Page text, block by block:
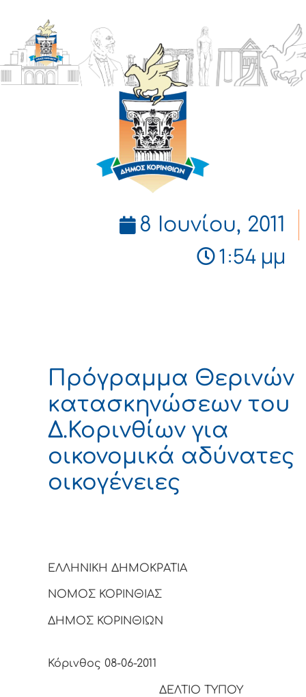
ΔΗΜΟΣ
ΚΟΡΙΝΘΙΩΝ
8 Ιουνίου, 2011
1:54 μμ
Πρόγραμμα Θερινών
κατασκηνώσεων του
Δ.Κορινθίων για
οικονομικά αδύνατες
οικογένειες
ΕΛΛΗΝΙΚΗ ΔΗΜΟΚΡΑΤΙΑ
ΝΟΜΟΣ ΚΟΡΙΝΘΙΑΣ
ΔΗΜΟΣ ΚΟΡΙΝΘΙΩΝ
Κόρινθος 08-06-2011
ΔΕΛΤΙΟ ΤΥΠΟΥ